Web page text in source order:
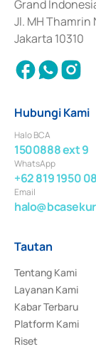
Grand
Jl. MH Thamrin
Jakarta 10310
Hubungi Kami
Halo BCA
1500888 ext 9
WhatsApp
+62 819 1950
Email
Tautan
Tentang Kami
Layanan Kami
Kabar Terbaru
Platform Kami
Riset